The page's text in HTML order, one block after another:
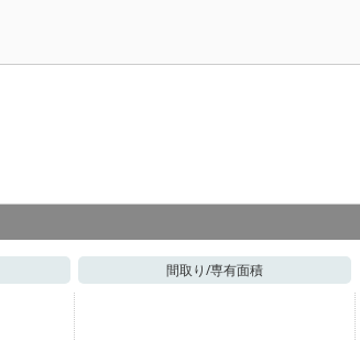
間取り/専有面積